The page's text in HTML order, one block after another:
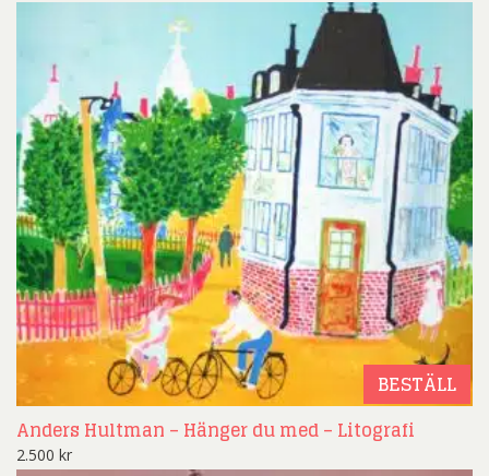
BESTÄLL
Anders Hultman – Hänger du med – Litografi
2.500 kr